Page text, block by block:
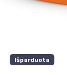
Išparduota